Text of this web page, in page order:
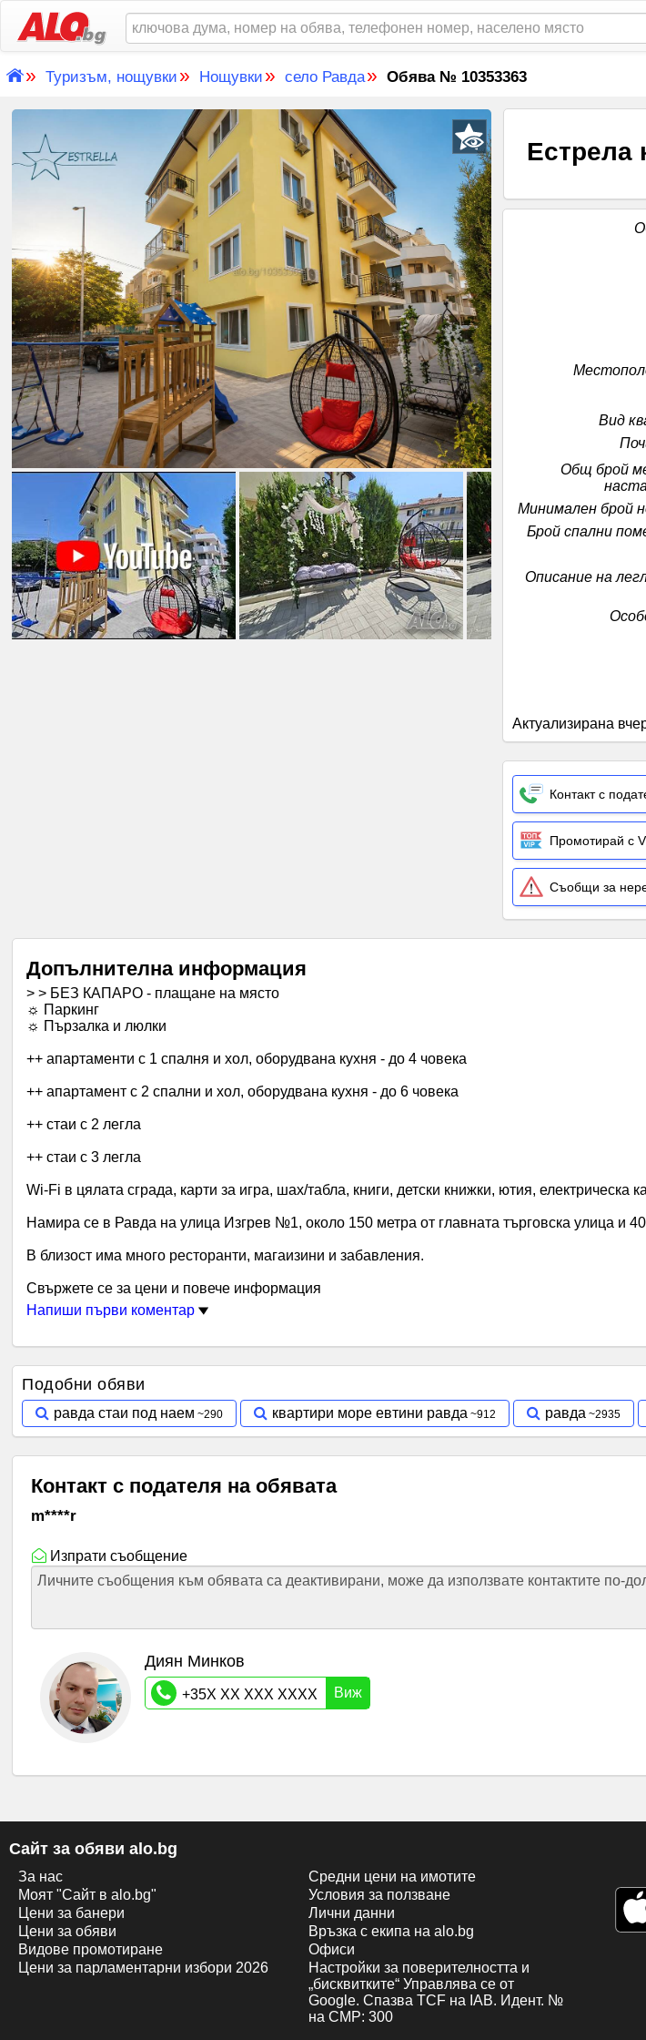
» Туризъм, нощувки » Нощувки » село Равда» Обява № 10353363
Естрела
Вид
Общ брой
Минимален брой
Брой спални
Описание на
Актуализирана
Контакт с
Промотирай с
Съобщи за
Допълнителна информация
> > БЕЗ КАПАРО - плащане на място
☼ Паркинг
☼ Пързалка и люлки
++ апартаменти с 1 спалня и хол, оборудвана кухня - до 4 човека
++ апартамент с 2 спални и хол, оборудвана кухня - до 6 човека
++ стаи с 2 легла
++ стаи с 3 легла
Wi-Fi в цялата сграда, карти за игра, шах/табла, книги, детски книжки, ютия, електрическа
Намира се в Равда на улица Изгрев №1, около 150 метра от главната търговска улица и
В близост има много ресторанти, магаизини и забавления.
Свържете се за цени и повече информация
Напиши първи коментар
Подобни обяви
равда стаи под наем квартири море евтини равда равда
Контакт с подателя на обявата
m****r
Изпрати съобщение
Личните съобщения към обявата са деактивирани, може да използвате контактите по-
Диян Минков
+35X XX XXX XXXX Виж
Сайт за обяви alo.bg
За нас
Моят "Сайт в alo.bg"
Цени за банери
Цени за обяви
Видове промотиране
Цени за парламентарни избори 2026
Средни цени на имотите
Условия за ползване
Лични данни
Връзка с екипa на alo.bg
Офиси
Настройки за поверителността и
„бисквитките“ Управлява се от
Google. Спазва TCF на IAB. Идент. №
на CMP: 300